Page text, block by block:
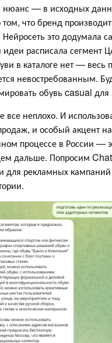
нюанс — в исходных
что бренд
это додумала
идеи расписала сегмент
в каталоге нет — весь
невостребованным.
обувь casual для
все неплохо. И
и особый акцент на
процессе в России —
дальше. Попросим
для рекламных